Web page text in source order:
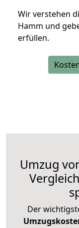
Wir verstehen
Hamm und
erfüllen.
Umzug
Der